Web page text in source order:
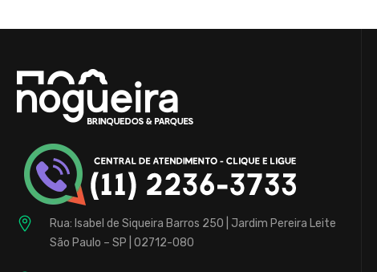
Rua: Isabel de Siqueira Barros 250 | Jardim Pereira Leite
São Paulo – SP | 02712-080